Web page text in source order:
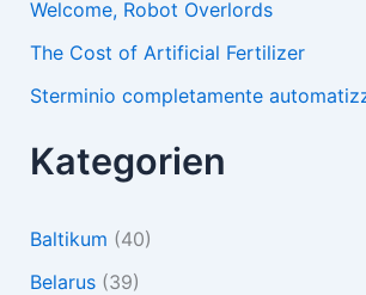
Welcome, Robot Overlords
The Cost of Artificial Fertilizer
Sterminio completamente
Kategorien
Baltikum (40)
Belarus(39)